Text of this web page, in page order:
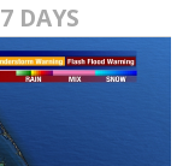
7 DAYS